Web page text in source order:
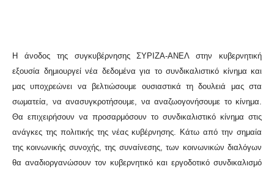
Η άνοδος της συγκυβέρνησης ΣΥΡΙΖΑ-ΑΝΕΛ στην κυβερνητική
εξουσία δημιουργεί νέα δεδομένα για το συνδικαλιστικό κίνημα και
μας υποχρεώνει να βελτιώσουμε ουσιαστικά τη δουλειά μας στα
σωματεία, να ανασυγκροτήσουμε, να αναζωογονήσουμε το κίνημα.
Θα επιχειρήσουν να προσαρμόσουν το συνδικαλιστικό κίνημα στις
ανάγκες της πολιτικής της νέας κυβέρνησης. Κάτω από την σημαία
της κοινωνικής συνοχής, της συναίνεσης, των κοινωνικών διαλόγων
θα αναδιοργανώσουν τον κυβερνητικό και εργοδοτικό συνδικαλισμό